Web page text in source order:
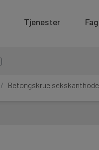
Tjenester Fag
Betongskrue sekskanthode